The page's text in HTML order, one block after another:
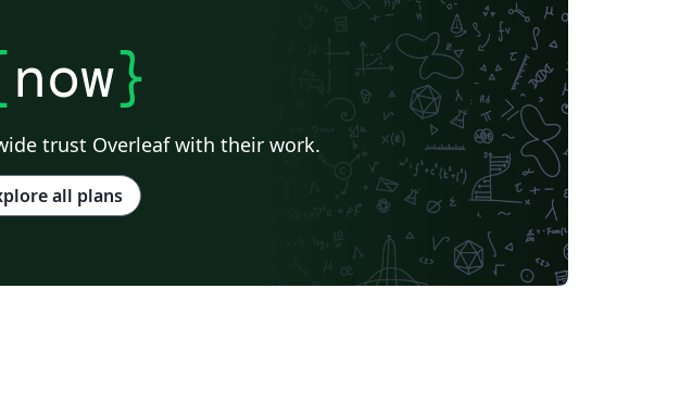
now}
trust Overleaf with their work.
all plans